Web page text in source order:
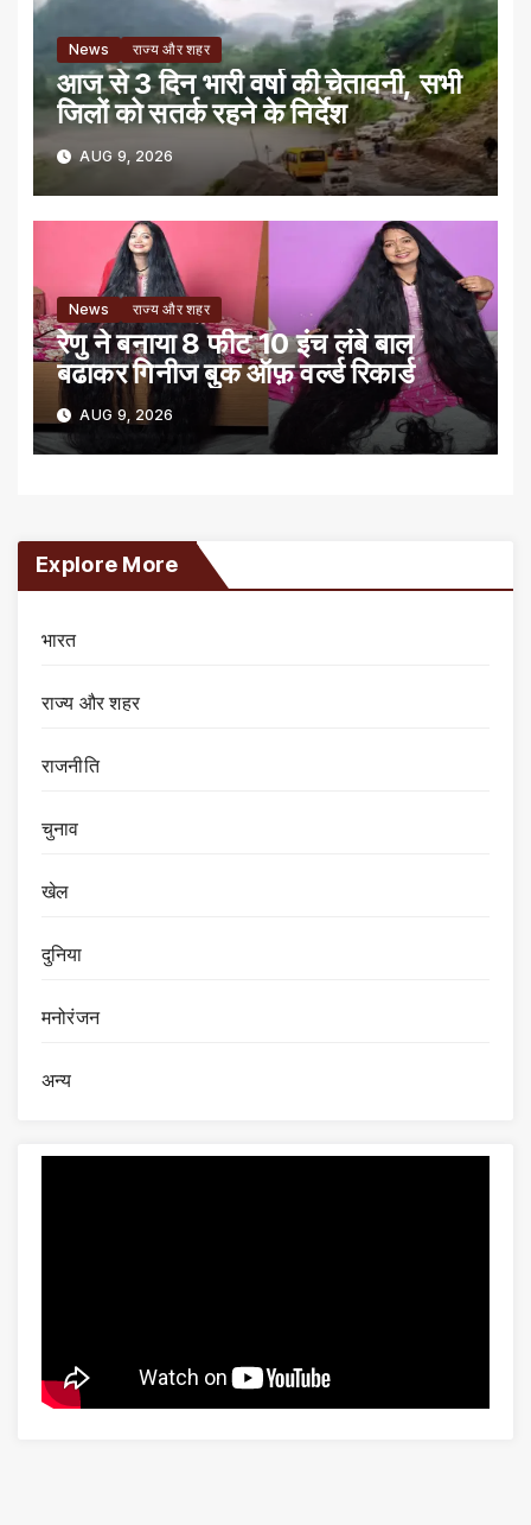
News राज्य और शहर
आज से 3 दिन भारी वर्षा की चेतावनी, सभी
जिलों को सतर्क रहने के निर्देश
AUG 9, 2026
News राज्य और शहर
रेणु ने बनाया 8 फीट 10 इंच लंबे बाल
बढाकर गिनीज बुक ऑफ़ वर्ल्ड रिकार्ड
AUG 9, 2026
Explore More
भारत
राज्य और शहर
राजनीति
चुनाव
खेल
दुनिया
मनोरंजन
अन्य